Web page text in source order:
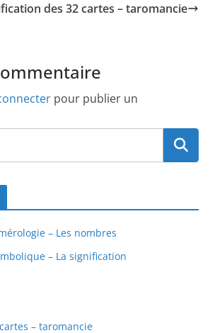
des 32 cartes – taromancie
pour publier un
– Les nombres
– La signification
– taromancie